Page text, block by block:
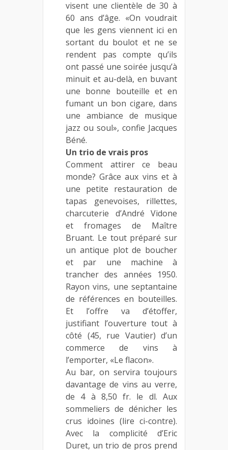
visent une clientèle de 30 à
60 ans d’âge. «On voudrait
que les gens viennent ici en
sortant du boulot et ne se
rendent pas compte qu’ils
ont passé une soirée jusqu’à
minuit et au-delà, en buvant
une bonne bouteille et en
fumant un bon cigare, dans
une ambiance de musique
jazz ou soul», confie Jacques
Béné.
Un trio de vrais pros
Comment attirer ce beau
monde? Grâce aux vins et à
une petite restauration de
tapas genevoises, rillettes,
charcuterie d’André Vidone
et fromages de Maître
Bruant. Le tout préparé sur
un antique plot de boucher
et par une machine à
trancher des années 1950.
Rayon vins, une septantaine
de références en bouteilles.
Et l’offre va d’étoffer,
justifiant l’ouverture tout à
côté (45, rue Vautier) d’un
commerce de vins à
l’emporter, «Le flacon».
Au bar, on servira toujours
davantage de vins au verre,
de 4 à 8,50 fr. le dl. Aux
sommeliers de dénicher les
crus idoines (lire ci-contre).
Avec la complicité d’Eric
Duret, un trio de pros prend